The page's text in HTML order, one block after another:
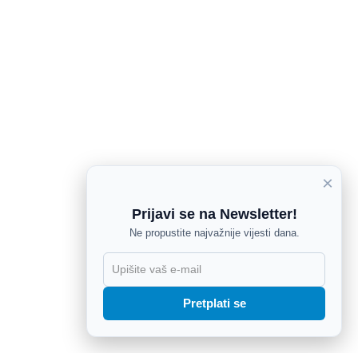
×
Prijavi se na Newsletter!
Ne propustite najvažnije vijesti dana.
Pretplati se